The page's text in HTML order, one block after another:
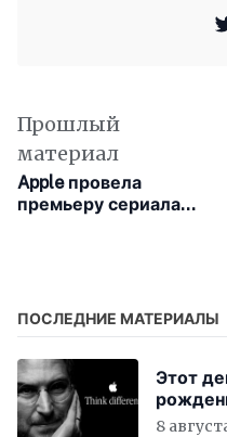
Прошлый
материал
Apple провела
премьеру сериала
ПОСЛЕДНИЕ МАТЕРИАЛЫ
Этот
8